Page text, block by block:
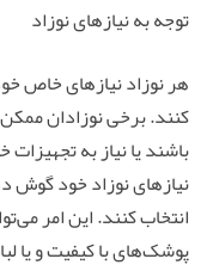
توجه به نیازهای نوزاد
هر نوزاد نیازهای خاص
کنند. برخی نوزادان
باشند یا نیاز به
نیازهای نوزاد خود
انتخاب کنند. این امر
پوشک‌های با کیفیت و یا